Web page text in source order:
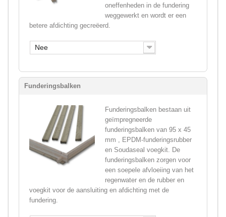
oneffenheden in de fundering
weggewerkt en wordt er een
betere afdichting gecreëerd.
Nee
Funderingsbalken
Funderingsbalken bestaan uit
geïmpregneerde
funderingsbalken van 95 x 45
mm , EPDM-funderingsrubber
en Soudaseal voegkit. De
funderingsbalken zorgen voor
een soepele afvloeiing van het
regenwater en de rubber en
voegkit voor de aansluiting en afdichting met de
fundering.